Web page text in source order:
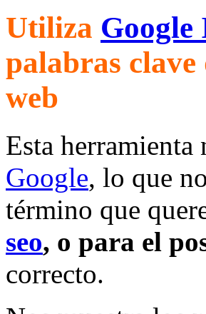
Utiliza Google
palabras
web
Esta herramienta
Google, lo que
término que
seo, o para el
correcto.